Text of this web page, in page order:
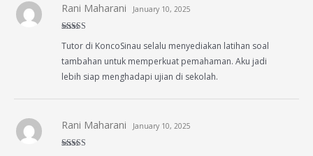
of 5
Rani Maharani January 10, 2025
Tutor di KoncoSinau selalu menyediakan latihan soal
tambahan untuk memperkuat pemahaman. Aku jadi
lebih siap menghadapi ujian di sekolah.
Rani Maharani January 10, 2025